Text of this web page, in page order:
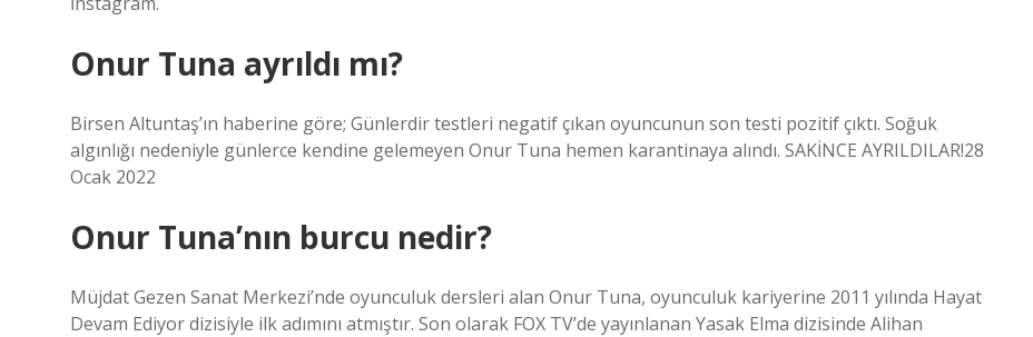
Onur Tuna ayrıldı mı?
Birsen Altuntaş’ın haberine göre; Günlerdir testleri negatif çıkan oyuncunun son testi pozitif çıktı. Soğuk
algınlığı nedeniyle günlerce kendine gelemeyen Onur Tuna hemen karantinaya alındı. SAKİNCE AYRILDILAR!28
Ocak 2022
Onur Tuna’nın burcu nedir?
Müjdat Gezen Sanat Merkezi’nde oyunculuk dersleri alan Onur Tuna, oyunculuk kariyerine 2011 yılında Hayat
Devam Ediyor dizisiyle ilk adımını atmıştır. Son olarak FOX TV’de yayınlanan Yasak Elma dizisinde Alihan